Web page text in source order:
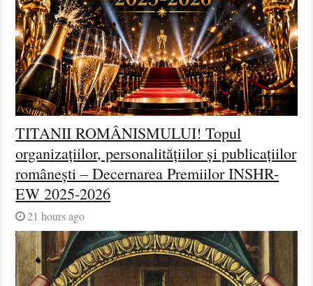
TITANII ROMÂNISMULUI! Topul
organizațiilor, personalitățiilor și publicațiilor
românești – Decernarea Premiilor INSHR-
EW 2025-2026
21 hours ago